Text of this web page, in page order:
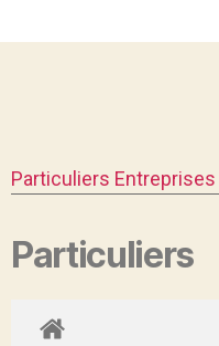
Particuliers Entreprises
Particuliers